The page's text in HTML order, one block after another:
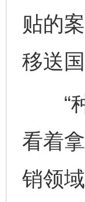
贴的
移送
“种
看着
销领